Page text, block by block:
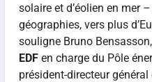
solaire et d’éolien en mer
géographies, vers plus
souligne Bruno
EDFen charge du Pôle
président-directeur général